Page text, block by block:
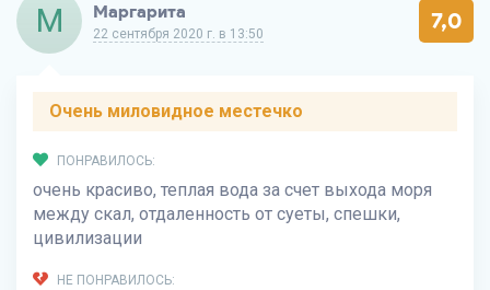
М Маргарита
22 сентября 2020 г. в 13:50 7,0
Очень миловидное местечко
ПОНРАВИЛОСЬ:
очень красиво, теплая вода за счет выхода моря
между скал, отдаленность от суеты, спешки,
цивилизации
НЕ ПОНРАВИЛОСЬ: